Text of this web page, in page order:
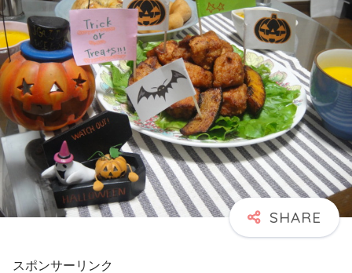
スポンサーリンク